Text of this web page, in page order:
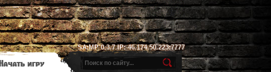
SA:MP 0.3.7 IP: 46.174.50.223:7777
Начать игру